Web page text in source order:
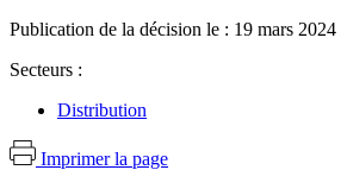
Publication de la décision le : 19 mars 2024
Secteurs :
Distribution
Imprimer la page